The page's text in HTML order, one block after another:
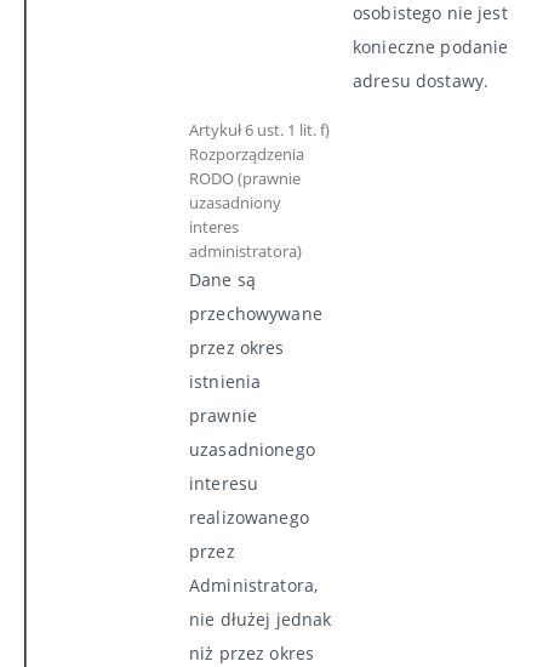
osobistego nie jest
konieczne podanie
adresu dostawy.
Artykuł 6 ust. 1 lit. f)
Rozporządzenia
RODO (prawnie
uzasadniony
interes
administratora)
Dane są
przechowywane
przez okres
istnienia
prawnie
uzasadnionego
interesu
realizowanego
przez
Administratora,
nie dłużej jednak
niż przez okres